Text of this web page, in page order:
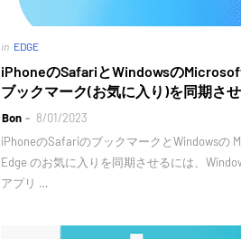
in EDGE
iPhoneのSafariとWindowsの
ブックマーク(お気に入り)を同期さ
Bon
8/01/2023
iPhoneのSafariのブックマークとWindowsの
Edge のお気に入りを同期させるには、
アプリ …